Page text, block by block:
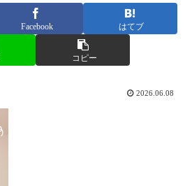
Facebook はてブ
コピー
2026.06.08